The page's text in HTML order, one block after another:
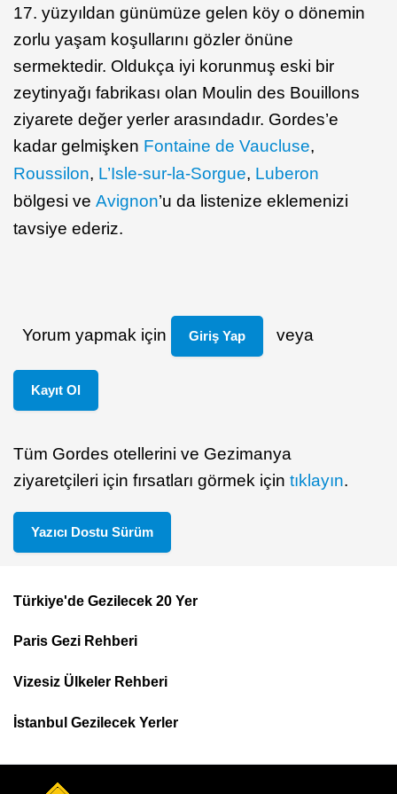
17. yüzyıldan günümüze gelen köy o dönemin
zorlu yaşam koşullarını gözler önüne
sermektedir. Oldukça iyi korunmuş eski bir
zeytinyağı fabrikası olan Moulin des Bouillons
ziyarete değer yerler arasındadır. Gordes’e
kadar gelmişken Fontaine de Vaucluse,
Roussilon, L’Isle-sur-la-Sorgue, Luberon
bölgesi ve Avignon’u da listenize eklemenizi
tavsiye ederiz.
Yorum yapmak için Giriş Yap veya
Kayıt Ol
Tüm Gordes otellerini ve Gezimanya
ziyaretçileri için fırsatları görmek için tıklayın.
Yazıcı Dostu Sürüm
Footer
Top
Menu
Türkiye'de Gezilecek 20 Yer
Paris Gezi Rehberi
Vizesiz Ülkeler Rehberi
İstanbul Gezilecek Yerler